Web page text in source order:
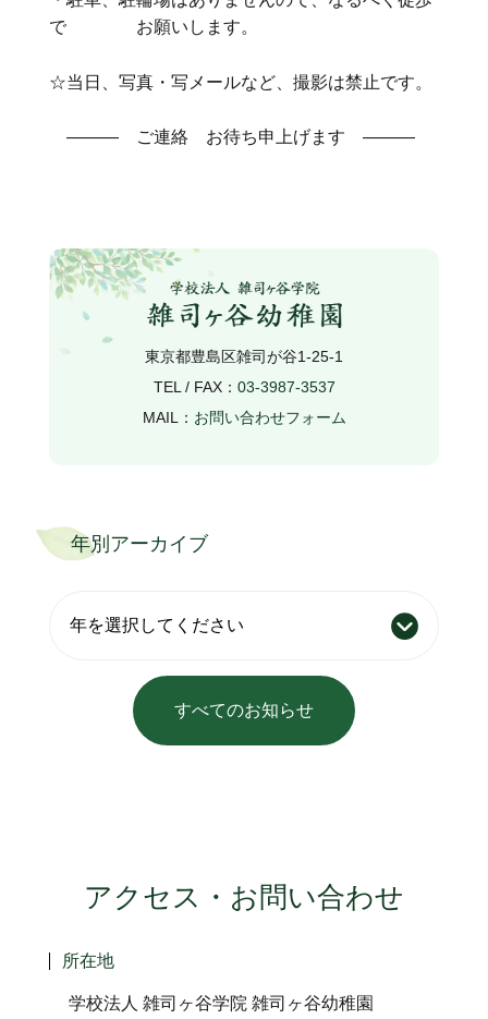
年別アーカイブ
すべてのお知らせ
で お願いします。
☆当日、写真・写メールなど、撮影は禁止です。
――― ご連絡 お待ち申上げます ―――
東京都豊島区雑司が谷1-25-1
TEL / FAX： 03-3987-3537
MAIL： お問い合わせフォーム
アクセス・お問い合わせ
所在地
学校法人 雑司ヶ谷学院 雑司ヶ谷幼稚園